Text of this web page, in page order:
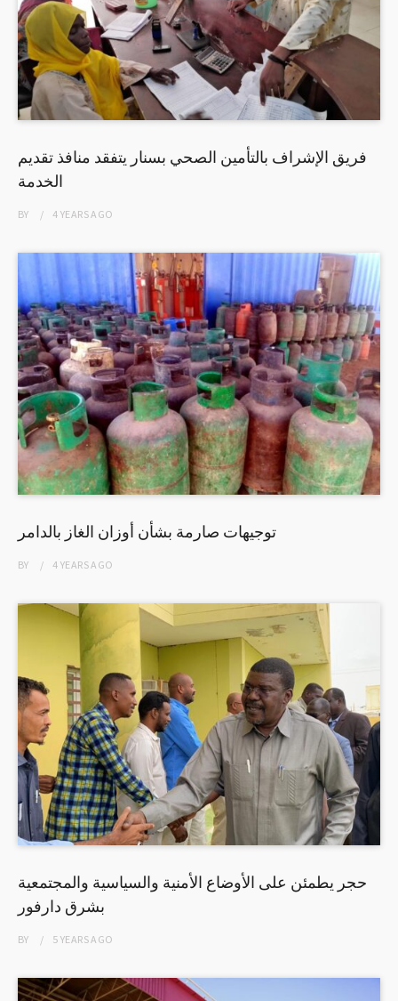
فريق الإشراف بالتأمين الصحي بسنار يتفقد منافذ تقديم
الخدمة
BY 4 YEARSAGO
توجيهات صارمة بشأن أوزان الغاز بالدامر
BY 4 YEARSAGO
حجر يطمئن على الأوضاع الأمنية والسياسية والمجتمعية
بشرق دارفور
BY 5 YEARSAGO